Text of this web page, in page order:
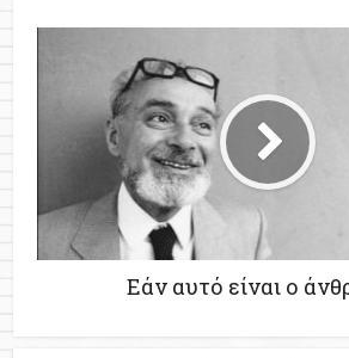
Εάν αυτό είναι ο